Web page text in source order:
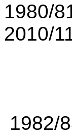
1980/
2010/
1982/